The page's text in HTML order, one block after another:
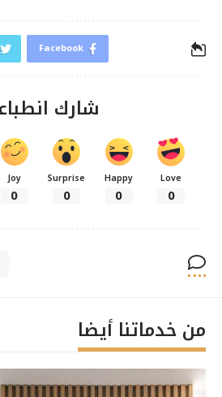
Facebook
شارك
Love
0
Happy
0
Surprise
0
Joy
0
من خدماتنا أيضا